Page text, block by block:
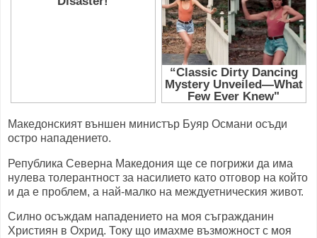
Македонският външен министър Буяр Османи осъди
остро нападението.
Република Северна Македония ще се погрижи да има
нулева толерантност за насилието като отговор на който
и да е проблем, а най-малко на междуетническия живот.
Силно осъждам нападението на моя съгражданин
Християн в Охрид. Току що имахме възможност с моя